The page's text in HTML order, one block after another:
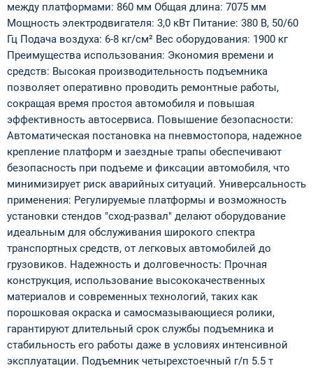
между платформами: 860 мм Общая длина: 7075 мм
Мощность электродвигателя: 3,0 кВт Питание: 380 В, 50/60
Гц Подача воздуха: 6-8 кг/см² Вес оборудования: 1900 кг
Преимущества использования: Экономия времени и
средств: Высокая производительность подъемника
позволяет оперативно проводить ремонтные работы,
сокращая время простоя автомобиля и повышая
эффективность автосервиса. Повышение безопасности:
Автоматическая постановка на пневмостопора, надежное
крепление платформ и заездные трапы обеспечивают
безопасность при подъеме и фиксации автомобиля, что
минимизирует риск аварийных ситуаций. Универсальность
применения: Регулируемые платформы и возможность
установки стендов "сход-развал" делают оборудование
идеальным для обслуживания широкого спектра
транспортных средств, от легковых автомобилей до
грузовиков. Надежность и долговечность: Прочная
конструкция, использование высококачественных
материалов и современных технологий, таких как
порошковая окраска и самосмазывающиеся ролики,
гарантируют длительный срок службы подъемника и
стабильность его работы даже в условиях интенсивной
эксплуатации. Подъемник четырехстоечный г/п 5.5 т